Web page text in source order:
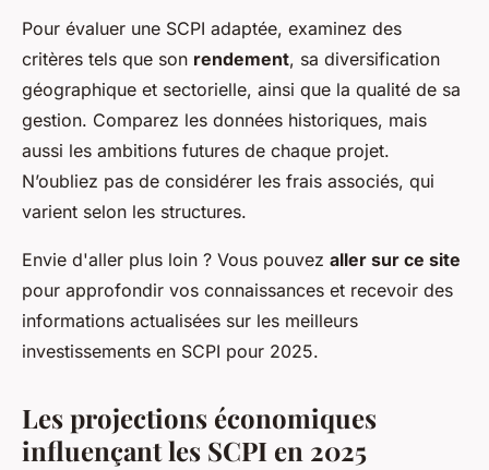
Pour évaluer une SCPI adaptée, examinez des
critères tels que son rendement, sa diversification
géographique et sectorielle, ainsi que la qualité de sa
gestion. Comparez les données historiques, mais
aussi les ambitions futures de chaque projet.
N’oubliez pas de considérer les frais associés, qui
varient selon les structures.
Envie d'aller plus loin ? Vous pouvez aller sur ce site
pour approfondir vos connaissances et recevoir des
informations actualisées sur les meilleurs
investissements en SCPI pour 2025.
Les projections économiques
influençant les SCPI en 2025